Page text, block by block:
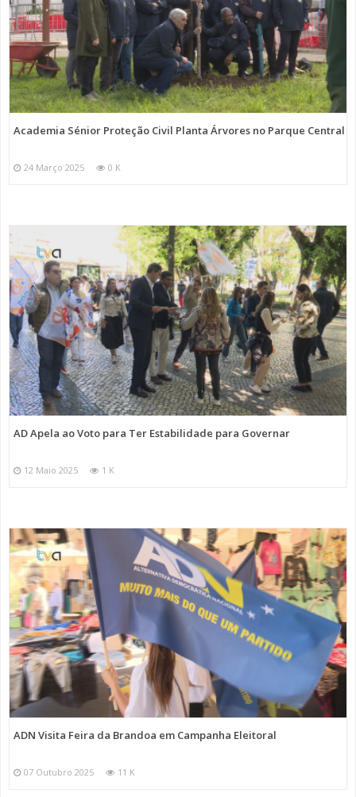
Academia Sénior Proteção Civil Planta Árvores no Parque Central
24 Março 2025 0 K
AD Apela ao Voto para Ter Estabilidade para Governar
12 Maio 2025 1 K
ADN Visita Feira da Brandoa em Campanha Eleitoral
07 Outubro 2025 11 K